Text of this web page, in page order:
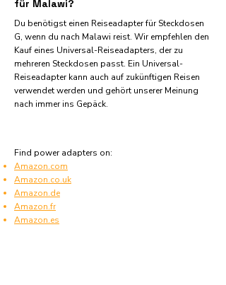
für Malawi?
Du benötigst einen Reiseadapter für Steckdosen
G, wenn du nach Malawi reist. Wir empfehlen den
Kauf eines Universal-Reiseadapters, der zu
mehreren Steckdosen passt. Ein Universal-
Reiseadapter kann auch auf zukünftigen Reisen
verwendet werden und gehört unserer Meinung
nach immer ins Gepäck.
Find power adapters on:
Amazon.com
Amazon.co.uk
Amazon.de
Amazon.fr
Amazon.es